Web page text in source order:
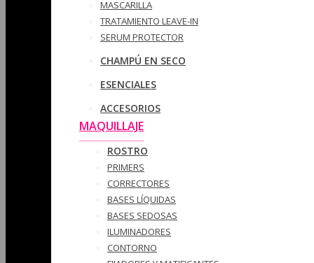
MASCARILLA
TRATAMIENTO LEAVE-IN
SERUM PROTECTOR
CHAMPÚ EN SECO
ESENCIALES
ACCESORIOS
MAQUILLAJE
ROSTRO
PRIMERS
CORRECTORES
BASES LÍQUIDAS
BASES SEDOSAS
ILUMINADORES
CONTORNO